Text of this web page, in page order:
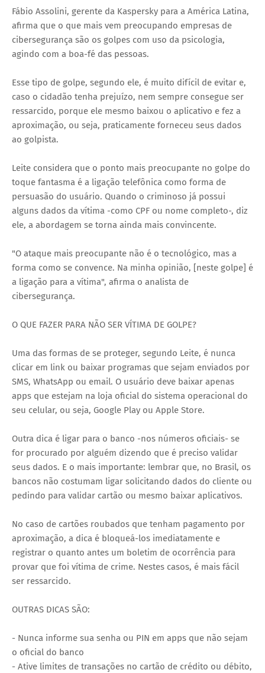
Fábio Assolini, gerente da Kaspersky para a América Latina,
afirma que o que mais vem preocupando empresas de
cibersegurança são os golpes com uso da psicologia,
agindo com a boa-fé das pessoas.
Esse tipo de golpe, segundo ele, é muito difícil de evitar e,
caso o cidadão tenha prejuízo, nem sempre consegue ser
ressarcido, porque ele mesmo baixou o aplicativo e fez a
aproximação, ou seja, praticamente forneceu seus dados
ao golpista.
Leite considera que o ponto mais preocupante no golpe do
toque fantasma é a ligação telefônica como forma de
persuasão do usuário. Quando o criminoso já possui
alguns dados da vítima -como CPF ou nome completo-, diz
ele, a abordagem se torna ainda mais convincente.
"O ataque mais preocupante não é o tecnológico, mas a
forma como se convence. Na minha opinião, [neste golpe] é
a ligação para a vítima", afirma o analista de
cibersegurança.
O QUE FAZER PARA NÃO SER VÍTIMA DE GOLPE?
Uma das formas de se proteger, segundo Leite, é nunca
clicar em link ou baixar programas que sejam enviados por
SMS, WhatsApp ou email. O usuário deve baixar apenas
apps que estejam na loja oficial do sistema operacional do
seu celular, ou seja, Google Play ou Apple Store.
Outra dica é ligar para o banco -nos números oficiais- se
for procurado por alguém dizendo que é preciso validar
seus dados. E o mais importante: lembrar que, no Brasil, os
bancos não costumam ligar solicitando dados do cliente ou
pedindo para validar cartão ou mesmo baixar aplicativos.
No caso de cartões roubados que tenham pagamento por
aproximação, a dica é bloqueá-los imediatamente e
registrar o quanto antes um boletim de ocorrência para
provar que foi vítima de crime. Nestes casos, é mais fácil
ser ressarcido.
OUTRAS DICAS SÃO:
- Nunca informe sua senha ou PIN em apps que não sejam
o oficial do banco
- Ative limites de transações no cartão de crédito ou débito,